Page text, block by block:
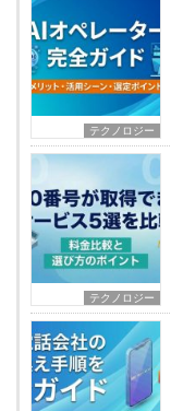
テクノロジー
テクノロジー